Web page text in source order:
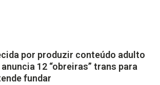
por produzir conteúdo adulto
12 “obreiras” trans para
fundar